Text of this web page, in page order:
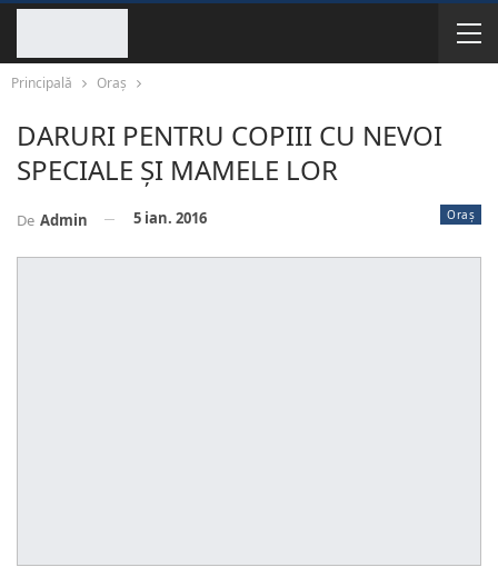
Principală Oraș
DARURI PENTRU COPIII CU NEVOI
SPECIALE ȘI MAMELE LOR
Oraș
De Admin 5 ian. 2016